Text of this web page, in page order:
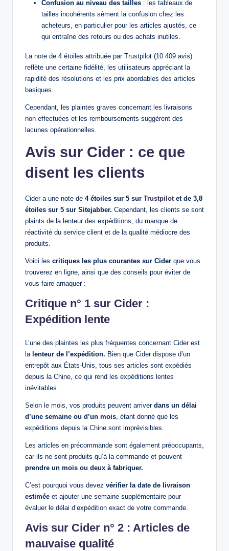
Confusion au niveau des tailles : les tableaux de
tailles incohérents sèment la confusion chez les
acheteurs, en particulier pour les articles ajustés, ce
qui entraîne des retours ou des achats inutiles.
La note de 4 étoiles attribuée par Trustpilot (10 409 avis)
reflète une certaine fidélité, les utilisateurs appréciant la
rapidité des résolutions et les prix abordables des articles
basiques.
Cependant, les plaintes graves concernant les livraisons
non effectuées et les remboursements suggèrent des
lacunes opérationnelles.
Avis sur Cider : ce que
disent les clients
Cider a une note de 4 étoiles sur 5 sur Trustpilotet de 3,8
étoiles sur 5 sur Sitejabber. Cependant, les clients se sont
plaints de la lenteur des expéditions, du manque de
réactivité du service client et de la qualité médiocre des
produits.
Voici les critiques les plus courantes sur Cider que vous
trouverez en ligne, ainsi que des conseils pour éviter de
vous faire arnaquer :
Critique n° 1 sur Cider :
Expédition lente
L’une des plaintes les plus fréquentes concernant Cider est
la lenteur de l’expédition. Bien que Cider dispose d’un
entrepôt aux États-Unis, tous ses articles sont expédiés
depuis la Chine, ce qui rend les expéditions lentes
inévitables.
Selon le mois, vos produits peuvent arriver dans un délai
d’une semaine ou d’un mois, étant donné que les
expéditions depuis la Chine sont imprévisibles.
Les articles en précommande sont également préoccupants,
car ils ne sont produits qu’à la commande et peuvent
prendre un mois ou deux à fabriquer.
C’est pourquoi vous devez vérifier la date de livraison
estimée et ajouter une semaine supplémentaire pour
évaluer le délai d’expédition exact de votre commande.
Avis sur Cider n° 2 : Articles de
mauvaise qualité